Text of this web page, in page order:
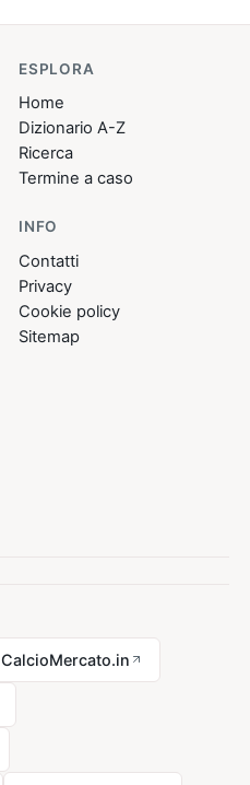
ESPLORA
Home
Dizionario A-Z
Ricerca
Termine a caso
INFO
Contatti
Privacy
Cookie policy
Sitemap
CalcioMercato.in